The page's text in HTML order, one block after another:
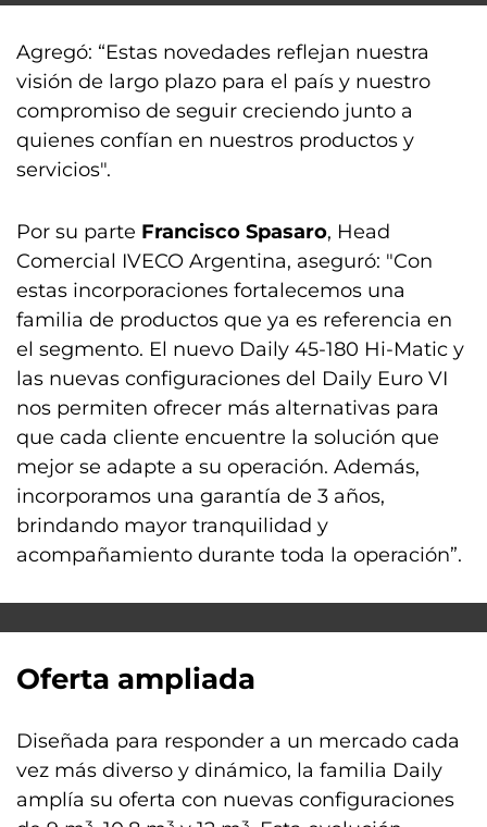
Agregó: “Estas novedades reflejan nuestra
visión de largo plazo para el país y nuestro
compromiso de seguir creciendo junto a
quienes confían en nuestros productos y
servicios".
Por su parte Francisco Spasaro, Head
Comercial IVECO Argentina, aseguró: "Con
estas incorporaciones fortalecemos una
familia de productos que ya es referencia en
el segmento. El nuevo Daily 45-180 Hi-Matic y
las nuevas configuraciones del Daily Euro VI
nos permiten ofrecer más alternativas para
que cada cliente encuentre la solución que
mejor se adapte a su operación. Además,
incorporamos una garantía de 3 años,
brindando mayor tranquilidad y
acompañamiento durante toda la operación”.
Oferta ampliada
Diseñada para responder a un mercado cada
vez más diverso y dinámico, la familia Daily
amplía su oferta con nuevas configuraciones